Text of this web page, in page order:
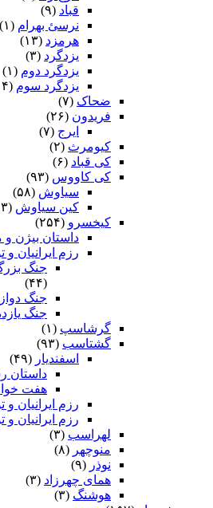
قباد (۹)
نرسئ بهرام‏ (۱)
هرمزد (۱۳)
یزدگرد (۳)
یزدگرد دوم (۱)
یزدگرد سوم (۱۴)
ضحاک (۷)
فریدون (۲۶)
ایرج (۷)
کیومرث (۲)
کی قباد (۶)
کی کاووس (۹۳)
سیاوش (۵۸)
کین سیاوش (۱۳)
کیخسرو (۲۵۴)
داستان بیژن و
رزم ایرانیان و
جنگ
(۴۴)
جنگ
جنگ
گرشاسپ (۱)
گشتاسب (۹۳)
اسفندیار (۴۹)
داستان
هفت
رزم ایرانیان و
رزم ایرانیان و
لهراسب (۳)
منوچهر (۸)
نوذر (۹)
هماى چهرزاد (۳)
هوشنگ (۳)